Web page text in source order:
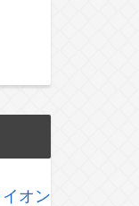
オン